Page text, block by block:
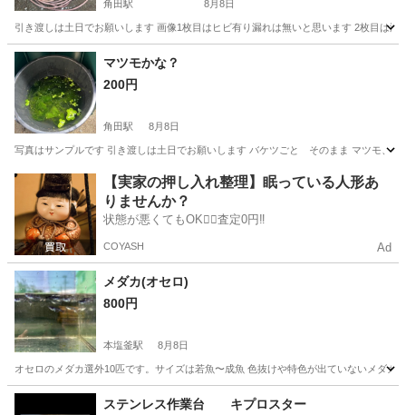
角田駅 8月8日
引き渡しは土日でお願いします 画像1枚目はヒビ有り漏れは無いと思います 2枚目は
宮城 角田市 その他
マツモかな？
200円
角田駅 8月8日
写真はサンプルです 引き渡しは土日でお願いします バケツごと そのまま マツモ、
宮城 角田市 角田駅 その他
【実家の押し入れ整理】眠っている人形あ
りませんか？
状態が悪くてもOK🙆‍♀️査定0円‼️
COYASH Ad
メダカ(オセロ)
800円
本塩釜駅 8月8日
オセロのメダカ選外10匹です。サイズは若魚〜成魚 色抜けや特色が出ていないメダ
宮城 塩竈市 その他 メダカ
ステンレス作業台 キプロスター